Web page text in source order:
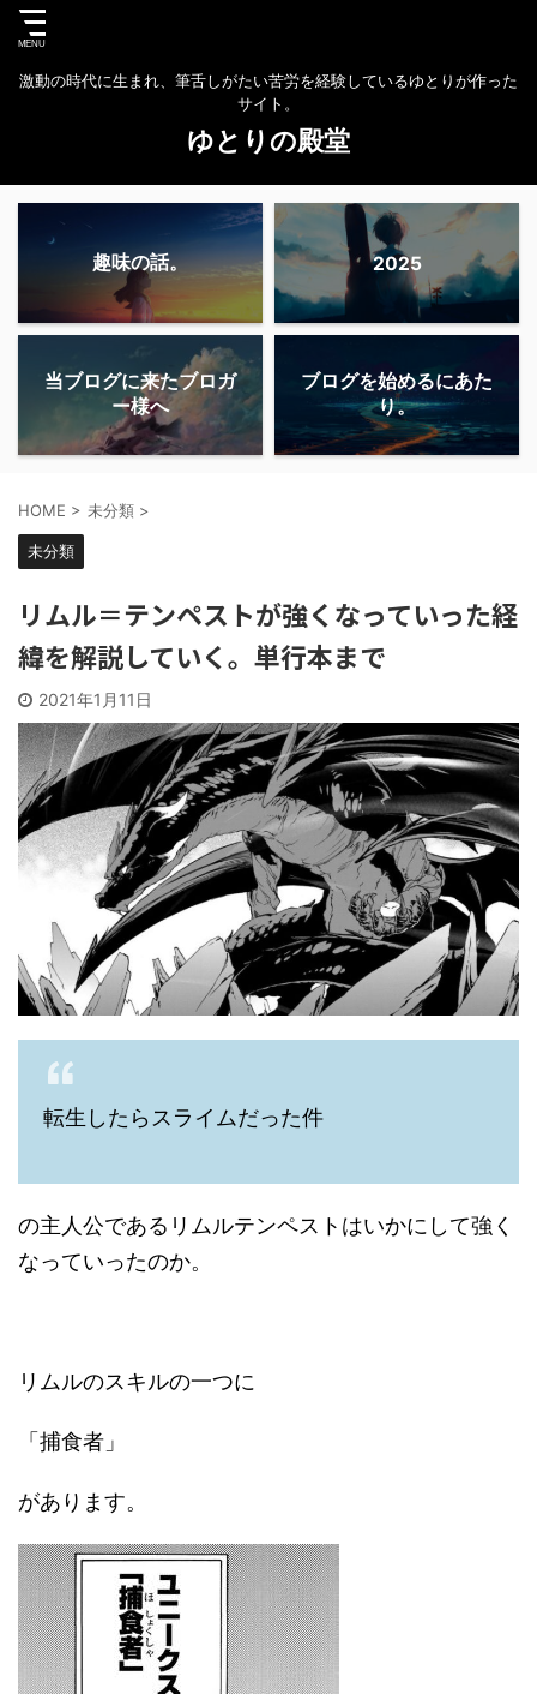
激動の時代に生まれ、筆舌しがたい苦労を経験しているゆとりが作った
サイト。
ゆとりの殿堂
趣味の話。 2025
当ブログに来たブロガ
ー様へ
ブログを始めるにあた
り。
HOME > 未分類 >
未分類
リムル＝テンペストが強くなっていった経
緯を解説していく。単行本まで
2021年1月11日
転生したらスライムだった件
の主人公であるリムルテンペストはいかにして強く
なっていったのか。
リムルのスキルの一つに
「捕食者」
があります。